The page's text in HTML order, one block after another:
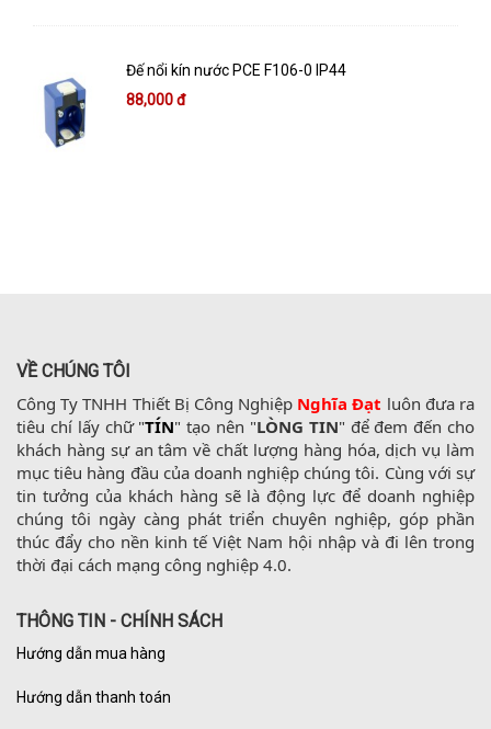
Đế nổi kín nước PCE F106-0 IP44
88,000 đ
VỀ CHÚNG TÔI
Công Ty TNHH Thiết Bị Công Nghiệp Nghĩa Đạt luôn đưa ra
tiêu chí lấy chữ "TÍN" tạo nên "LÒNG TIN" để đem đến cho
khách hàng sự an tâm về chất lượng hàng hóa, dịch vụ làm
mục tiêu hàng đầu của doanh nghiệp chúng tôi. Cùng với sự
tin tưởng của khách hàng sẽ là động lực để doanh nghiệp
chúng tôi ngày càng phát triển chuyên nghiệp, góp phần
thúc đẩy cho nền kinh tế Việt Nam hội nhập và đi lên trong
thời đại cách mạng công nghiệp 4.0.
THÔNG TIN - CHÍNH SÁCH
Hướng dẫn mua hàng
Hướng dẫn thanh toán